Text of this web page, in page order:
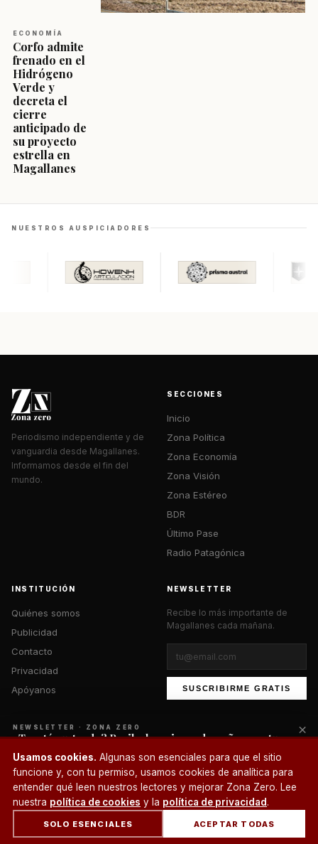
ECONOMÍA
Corfo admite
frenado en el
Hidrógeno
Verde y
decreta el
cierre
anticipado de
su proyecto
estrella en
Magallanes
NUESTROS AUSPICIADORES
Periodismo independiente y de
vanguardia desde Magallanes.
Informamos desde el fin del
mundo.
SECCIONES
Inicio
Zona Política
Zona Economía
Zona Visión
Zona Estéreo
BDR
Último Pase
Radio Patagónica
INSTITUCIÓN
Quiénes somos
Publicidad
Contacto
Privacidad
Apóyanos
NEWSLETTER
Recibe lo más importante de
Magallanes cada mañana.
SUSCRIBIRME GRATIS
© 2026 Zona Zero Media. Todos los derechos reservados.
Usamos cookies. Algunas son esenciales para que el sitio
funcione y, con tu permiso, usamos cookies de analítica para
entender qué leen nuestros lectores y mejorar Zona Zero. Lee
nuestra política de cookies y la política de privacidad.
SOLO ESENCIALES ACEPTAR TODAS
¿Un café?
INICIO SECCIONES BUSCAR CUENTA
NEWSLETTER · ZONA ZERO
¿Te está gustando? Recibe lo mejor cada mañana en tu
correo.
SUSCRIBIRME
×